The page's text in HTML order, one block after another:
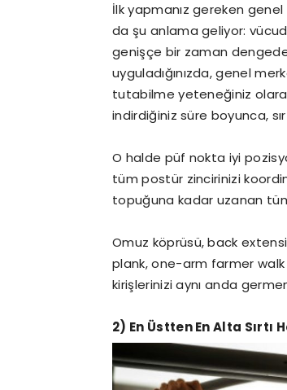
İlk yapmanız gereken
da şu anlama geliyor:
genişçe bir zaman
uyguladığınızda, genel
tutabilme yeteneğiniz
indirdiğiniz süre boyunca,
O halde püf nokta iyi
tüm postür zincirinizi
topuğuna kadar uzanan
Omuz köprüsü, back
plank, one-arm farmer
kirişlerinizi aynı anda
2) En Üstten En Alta Sırtı